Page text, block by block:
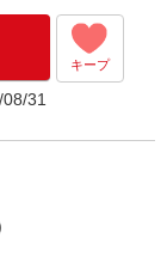
キープ
31